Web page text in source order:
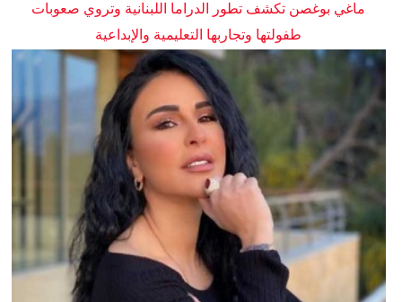
ماغي بوغصن تكشف تطور الدراما اللبنانية وتروي صعوبات
طفولتها وتجاربها التعليمية والإبداعية